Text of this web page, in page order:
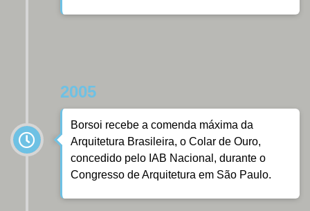
2005
Borsoi recebe a comenda máxima da
Arquitetura Brasileira, o Colar de Ouro,
concedido pelo IAB Nacional, durante o
Congresso de Arquitetura em São Paulo.